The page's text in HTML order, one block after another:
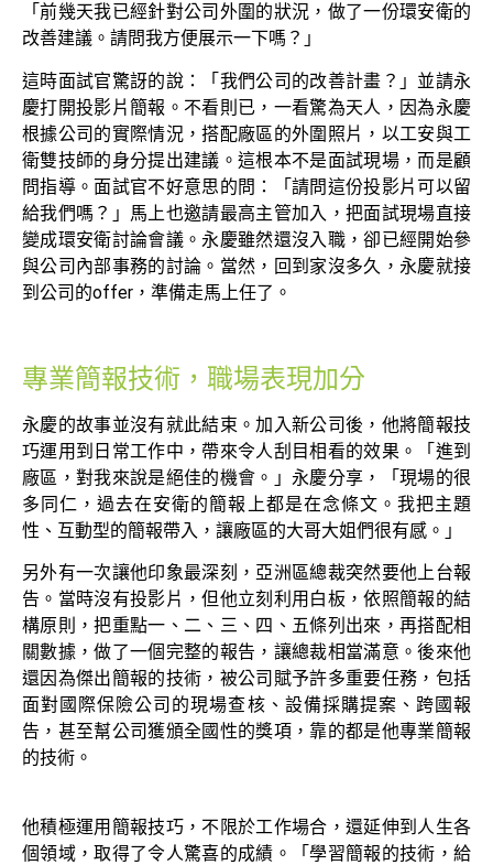
「前幾天我已經針對公司外圍的狀況，做了一份環安衛的
改善建議。請問我方便展示一下嗎？」
這時面試官驚訝的說：「我們公司的改善計畫？」並請永
慶打開投影片簡報。不看則已，一看驚為天人，因為永慶
根據公司的實際情況，搭配廠區的外圍照片，以工安與工
衛雙技師的身分提出建議。這根本不是面試現場，而是顧
問指導。面試官不好意思的問：「請問這份投影片可以留
給我們嗎？」馬上也邀請最高主管加入，把面試現場直接
變成環安衛討論會議。永慶雖然還沒入職，卻已經開始參
與公司內部事務的討論。當然，回到家沒多久，永慶就接
到公司的offer，準備走馬上任了。
專業簡報技術，職場表現加分
永慶的故事並沒有就此結束。加入新公司後，他將簡報技
巧運用到日常工作中，帶來令人刮目相看的效果。「進到
廠區，對我來說是絕佳的機會。」永慶分享，「現場的很
多同仁，過去在安衛的簡報上都是在念條文。我把主題
性、互動型的簡報帶入，讓廠區的大哥大姐們很有感。」
另外有一次讓他印象最深刻，亞洲區總裁突然要他上台報
告。當時沒有投影片，但他立刻利用白板，依照簡報的結
構原則，把重點一、二、三、四、五條列出來，再搭配相
關數據，做了一個完整的報告，讓總裁相當滿意。後來他
還因為傑出簡報的技術，被公司賦予許多重要任務，包括
面對國際保險公司的現場查核、設備採購提案、跨國報
告，甚至幫公司獲頒全國性的獎項，靠的都是他專業簡報
的技術。
他積極運用簡報技巧，不限於工作場合，還延伸到人生各
個領域，取得了令人驚喜的成績。「學習簡報的技術，給